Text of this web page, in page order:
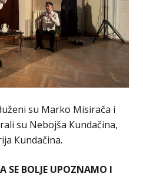
su Marko Misirača i
su Nebojša Кundačina,
Кundačina.
SE BOLJE UPOZNAMO I